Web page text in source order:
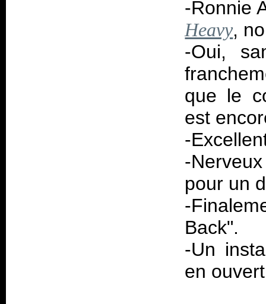
-Ronnie
Heavy,
-Oui,
que le
est
-
-
pour un
-
Back".
-Un
en